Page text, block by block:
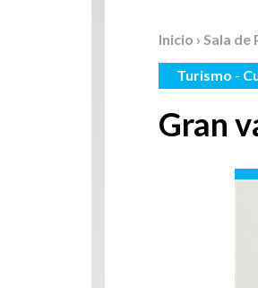
Inicio › Sala de
Turismo -
Gran